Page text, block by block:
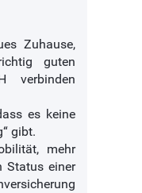
Zuhause,
guten
verbinden
es keine
gibt.
mehr
Status einer